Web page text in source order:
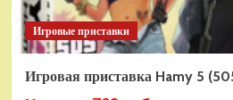
Игровые приставки
Игровая приставка Hamy 5